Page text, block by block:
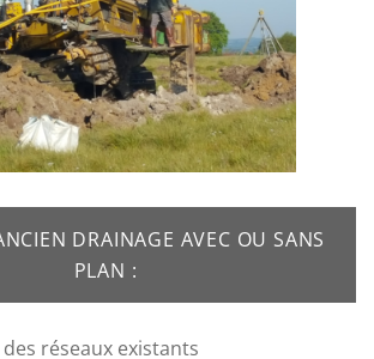
DRAINAGE AVEC OU SANS
PLAN :
réseaux existants